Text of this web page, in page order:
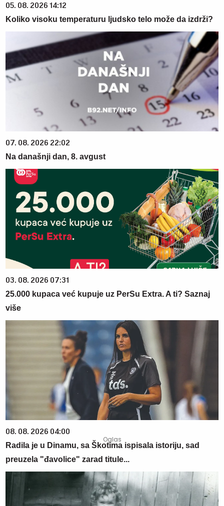
05. 08. 2026 14:12
Koliko visoku temperaturu ljudsko telo može da izdrži?
07. 08. 2026 22:02
Na današnji dan, 8. avgust
03. 08. 2026 07:31
25.000 kupaca već kupuje uz PerSu Extra. A ti? Saznaj
više
08. 08. 2026 04:00
Radila je u Dinamu, sa Škotima ispisala istoriju, sad
preuzela "đavolice" zarad titule...